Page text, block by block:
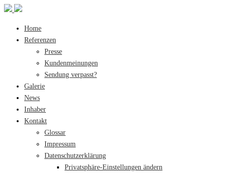
Home
Referenzen
Presse
Kundenmeinungen
Sendung verpasst?
Galerie
News
Inhaber
Kontakt
Glossar
Impressum
Datenschutzerklärung
Privatsphäre-Einstellungen ändern